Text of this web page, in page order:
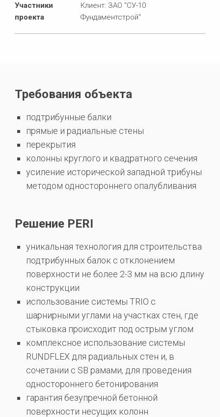
Участники
проекта
Клиент: ЗАО "СУ-10
Фундаментстрой"
Требования объекта
подтрибунные балки
прямые и радиальные стены
перекрытия
колонны круглого и квадратного сечения
усиление исторической западной трибуны
методом одностороннего опалубливания
Решение PERI
уникальная технология для строительства
подтрибунных балок с отклонением
поверхности не более 2-3 мм на всю длину
конструкции
использование системы TRIO с
шарнирными углами на участках стен, где
стыковка происходит под острым углом
комплексное использование системы
RUNDFLEX для радиальных стен и, в
сочетании с SB рамами, для проведения
одностороннего бетонирования
гарантия безупречной бетонной
поверхности несущих колонн